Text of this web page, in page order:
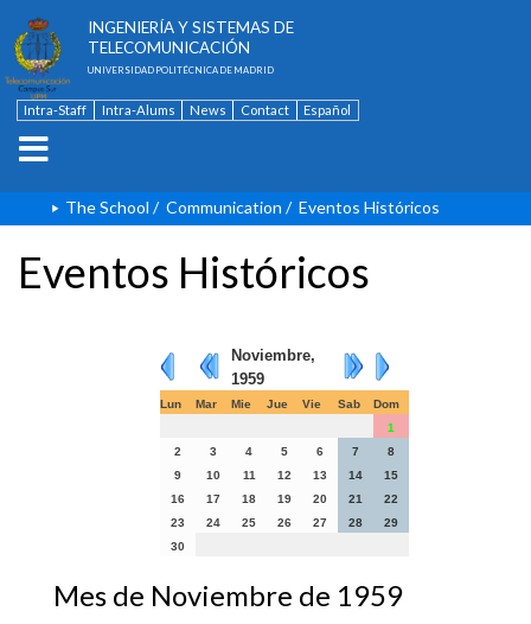
INGENIERÍA Y SISTEMAS DE
TELECOMUNICACIÓN
UNIVERSIDAD POLITÉCNICA DE MADRID
Intra-Staff Intra-Alums News Contact Español
The School / Communication / Eventos Históricos
Eventos Históricos
Noviembre,
1959
Lun Mar Mie Jue Vie Sab
Dom
1
2
3 4 5 6 7
8
9
10 11 12 13 14
15
16
17 18 19 20 21
22
23
24 25 26 27 28
29
30
Mes de Noviembre de 1959